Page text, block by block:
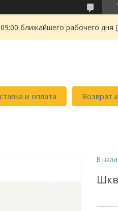
ближайшего рабочего дня
и оплата Возврат
В